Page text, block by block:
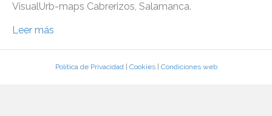
VisualUrb-maps Cabrerizos, Salamanca.
Leer más
Política de Privacidad| Cookies| Condiciones web